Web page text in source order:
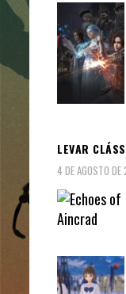
LEVAR
4 DE AGOSTO